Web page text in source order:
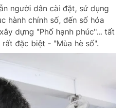
thoại
người dân cài đặt, sử dụng
hành chính số, đến số hóa
dựng "Phố hạnh phúc"... tất
đặc biệt - "Mùa hè số".